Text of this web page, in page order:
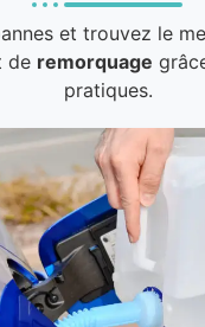
et trouvez le
de remorquage
pratiques.